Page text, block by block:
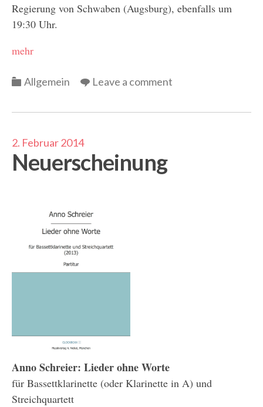
Regierung von Schwaben (Augsburg), ebenfalls um
19:30 Uhr.
mehr
Categories
Allgemein Leave a comment
2. Februar 2014
Neuerscheinung
Anno Schreier: Lieder ohne Worte
für Bassettklarinette (oder Klarinette in A) und
Streichquartett